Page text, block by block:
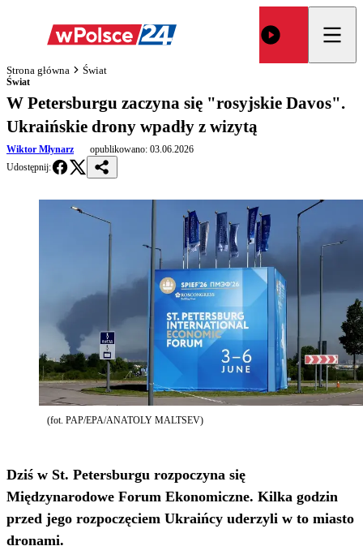
Strona główna Świat
Świat
W Petersburgu zaczyna się "rosyjskie Davos".
Ukraińskie drony wpadły z wizytą
Wiktor Młynarz opublikowano: 03.06.2026
Udostępnij:
(fot. PAP/EPA/ANATOLY MALTSEV)
Dziś w St. Petersburgu rozpoczyna się
Międzynarodowe Forum Ekonomiczne. Kilka godzin
przed jego rozpoczęciem Ukraińcy uderzyli w to miasto
dronami.